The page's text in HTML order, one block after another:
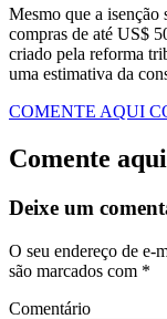
Mesmo que a isenção
compras de até US$
criado pela reforma
uma estimativa da
COMENTE AQUI
Comente aqui
Deixe um
O seu endereço de e-
são marcados com *
Comentário